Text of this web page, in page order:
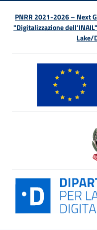
PNRR 2021-2026 – Next
"Digitalizzazione
Lake/